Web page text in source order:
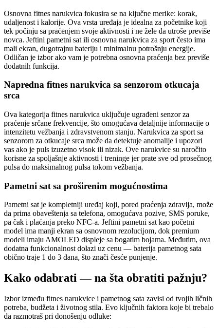
Osnovna fitnes narukvica fokusira se na ključne merike: korak,
udaljenost i kaloriјe. Ova vrsta uređaja je idealna za početnike koji
tek počinju sa praćenjem svoje aktivnosti i ne žele da utroše previše
novca. Jeftini pametni sat ili osnovna narukvica za sport često ima
mali ekran, dugotrajnu bateriju i minimalnu potrošnju energije.
Odličan je izbor ako vam je potrebna osnovna praćenja bez previše
dodatnih funkcija.
Napredna fitnes narukvica sa senzorom otkucaja
srca
Ova kategorija fitnes narukvica uključuje ugrađeni senzor za
praćenje srčane frekvencije, što omogućava detaljnije informacije o
intenzitetu vežbanja i zdravstvenom stanju. Narukvica za sport sa
senzorom za otkucaje srca može da detektuje anomalije i upozori
vas ako je puls izuzetno visok ili nizak. Ove narukvice su naročito
korisne za spoljašnje aktivnosti i treninge jer prate sve od prosečnog
pulsa do maksimalnog pulsa tokom vežbanja.
Pametni sat sa proširenim mogućnostima
Pametni sat je kompletniji uređaj koji, pored praćenja zdravlja, može
da prima obaveštenja sa telefona, omogućava pozive, SMS poruke,
pa čak i plaćanja preko NFC-a. Jeftini pametni sat kao početni
model ima manji ekran sa osnovnom rezolucijom, dok premium
modeli imaju AMOLED displeje sa bogatim bojama. Međutim, ova
dodatna funkcionalnost dolazi uz cenu — baterija pametnog sata
obično traje 1 do 3 dana, što znači česće punjenje.
Kako odabrati — na šta obratiti pažnju?
Izbor između fitnes narukvice i pametnog sata zavisi od tvojih ličnih
potreba, budžeta i životnog stila. Evo ključnih faktora koje bi trebalo
da razmotraš pri donošenju odluke: